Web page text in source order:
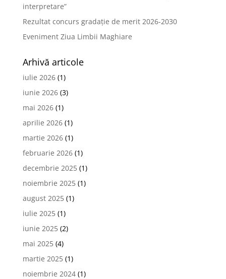
interpretare”
Rezultat concurs gradație de merit 2026-2030
Eveniment Ziua Limbii Maghiare
Arhivă articole
iulie 2026(1)
iunie 2026(3)
mai 2026(1)
aprilie 2026(1)
martie 2026(1)
februarie 2026(1)
decembrie 2025(1)
noiembrie 2025(1)
august 2025(1)
iulie 2025(1)
iunie 2025(2)
mai 2025(4)
martie 2025(1)
noiembrie 2024(1)